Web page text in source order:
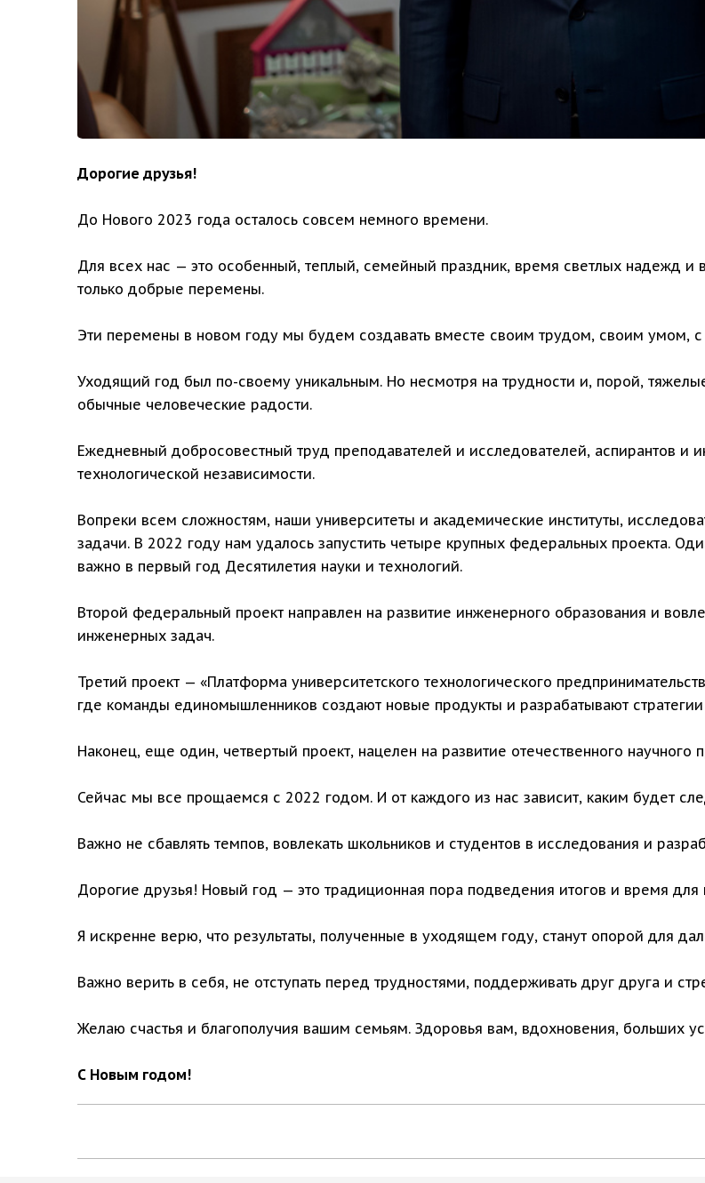
Дорогие друзья!
До Нового 2023 года осталось совсем немного времени.
Для всех нас — это особенный, теплый, семейный праздник, время светлых надежд и
только добрые перемены.
Эти перемены в новом году мы будем создавать вместе своим трудом, своим
Уходящий год был по-своему уникальным. Но несмотря на трудности и, порой,
обычные человеческие радости.
Ежедневный добросовестный труд преподавателей и исследователей, аспирантов и
технологической независимости.
Вопреки всем сложностям, наши университеты и академические институты,
задачи. В 2022 году нам удалось запустить четыре крупных федеральных проекта.
важно в первый год Десятилетия науки и технологий.
Второй федеральный проект направлен на развитие инженерного образования и
инженерных задач.
Третий проект — «Платформа университетского технологического
где команды единомышленников создают новые продукты и разрабатывают
Наконец, еще один, четвертый проект, нацелен на развитие отечественного научного
Сейчас мы все прощаемся с 2022 годом. И от каждого из нас зависит, каким будет
Важно не сбавлять темпов, вовлекать школьников и студентов в исследования и
Дорогие друзья! Новый год — это традиционная пора подведения итогов и время для
Я искренне верю, что результаты, полученные в уходящем году, станут опорой для
Важно верить в себя, не отступать перед трудностями, поддерживать друг друга и
Желаю счастья и благополучия вашим семьям. Здоровья вам, вдохновения, больших
С Новым годом!